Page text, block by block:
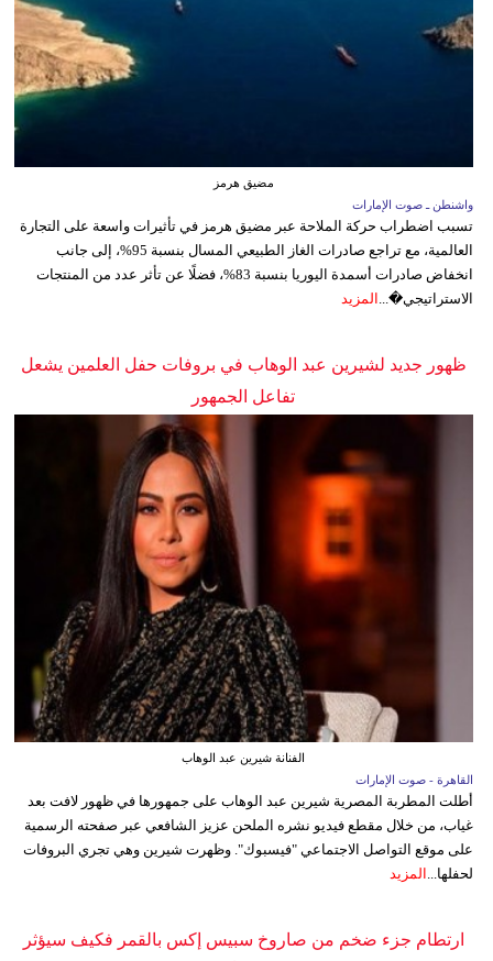
مضيق هرمز
واشنطن ـ صوت الإمارات
تسبب اضطراب حركة الملاحة عبر مضيق هرمز في تأثيرات واسعة على التجارة
العالمية، مع تراجع صادرات الغاز الطبيعي المسال بنسبة 95%، إلى جانب
انخفاض صادرات أسمدة اليوريا بنسبة 83%، فضلًا عن تأثر عدد من المنتجات
الاستراتيجي�... المزيد
ظهور جديد لشيرين عبد الوهاب في بروفات حفل العلمين يشعل
تفاعل الجمهور
الفنانة شيرين عبد الوهاب
القاهرة - صوت الإمارات
أطلت المطربة المصرية شيرين عبد الوهاب على جمهورها في ظهور لافت بعد
غياب، من خلال مقطع فيديو نشره الملحن عزيز الشافعي عبر صفحته الرسمية
على موقع التواصل الاجتماعي "فيسبوك". وظهرت شيرين وهي تجري البروفات
لحفلها... المزيد
ارتطام جزء ضخم من صاروخ سبيس إكس بالقمر فكيف سيؤثر